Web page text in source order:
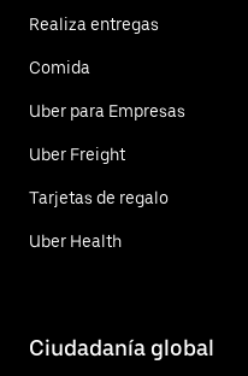
Realiza entregas
Comida
Uber para Empresas
Uber Freight
Tarjetas de regalo
Uber Health
Ciudadanía global